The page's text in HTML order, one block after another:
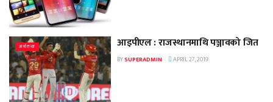
अर्थतन्त्र आइपीएल : राजस्थानमाथि पञ्जावको जित
BYSUPERADMIN APRIL 27, 2019